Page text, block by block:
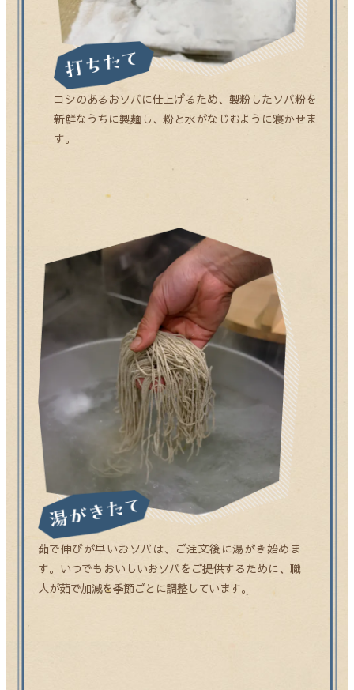
コシのあるおソバに仕上げるため、製粉したソバ粉を
新鮮なうちに製麺し、粉と水がなじむように寝かせま
す。
茹で伸びが早いおソバは、ご注文後に湯がき始めま
す。いつでもおいしいおソバをご提供するために、職
人が茹で加減を季節ごとに調整しています。